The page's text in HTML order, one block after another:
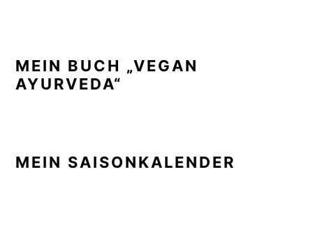
MEIN BUCH „VEGAN
AYURVEDA“
MEIN SAISONKALENDER